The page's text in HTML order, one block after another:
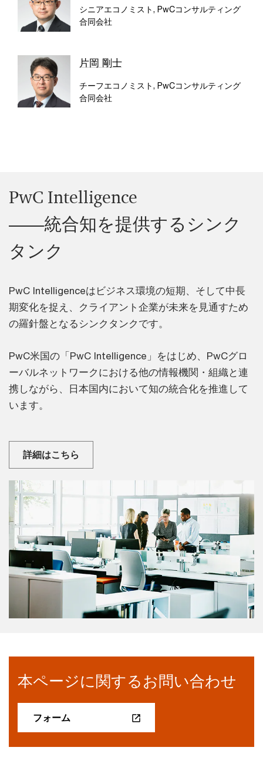
シニアエコノミスト, PwCコンサルティング
合同会社
片岡 剛士
チーフエコノミスト, PwCコンサルティング
合同会社
PwC Intelligence
――統合知を提供するシンク
タンク
PwC Intelligenceはビジネス環境の短期、そして中長
期変化を捉え、クライアント企業が未来を見通すため
の羅針盤となるシンクタンクです。
PwC米国の「PwC Intelligence」をはじめ、PwCグロ
ーバルネットワークにおける他の情報機関・組織と連
携しながら、日本国内において知の統合化を推進して
います。
詳細はこちら
本ページに関するお問い合わせ
フォーム